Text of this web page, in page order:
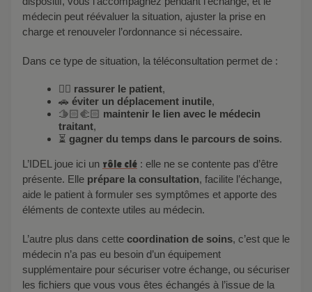
médecin peut réévaluer la situation, ajuster la prise en
charge et renouveler l’ordonnance si nécessaire.
Dans ce type de situation, la téléconsultation permet de :
👉🏼 rassurer le patient,
🚗 éviter un déplacement inutile,
🫱🏻‍🫲🏻 maintenir le lien avec le médecin
traitant,
⏳ gagner du temps dans le parcours de soins.
L’IDEL joue ici un rôle clé : elle ne se contente pas d’être
présente. Elle prépare la consultation, facilite l’échange,
aide le patient à formuler ses symptômes et apporte des
éléments de contexte utiles au médecin.
L’autre plus dans cette coordination de soins, c’est que le
médecin n’a pas eu besoin d’un équipement
supplémentaire pour sécuriser votre échange, ou sécuriser
les fichiers que vous vous êtes échangés à l’issue de la